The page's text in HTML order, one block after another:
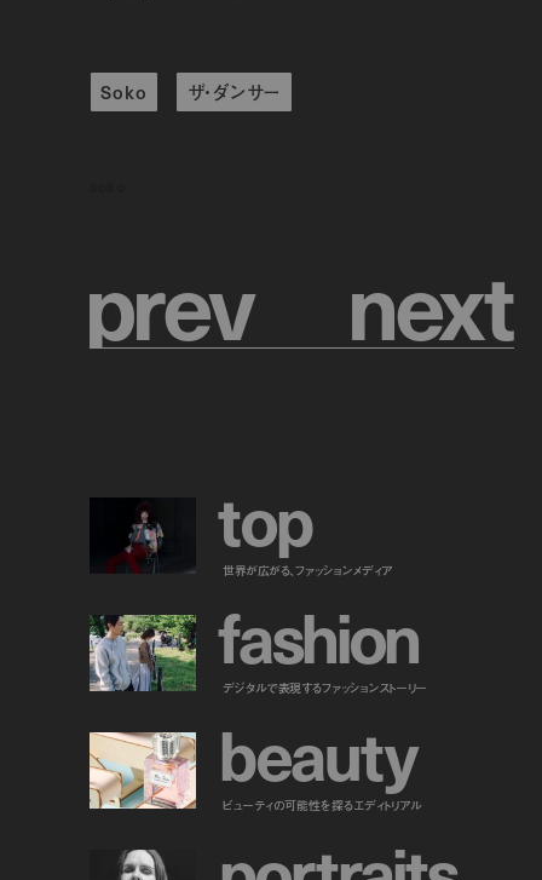
Soko ザ・ダンサー
prev next
top
世界が広がる、ファッションメディア
fashion
デジタルで表現するファッションストーリー
beauty
ビューティの可能性を探るエディトリアル